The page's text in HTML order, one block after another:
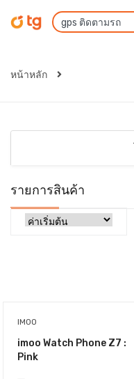
หน้าหลัก
รายการสินค้า
IMOO
imoo Watch Phone Z7 :
Pink